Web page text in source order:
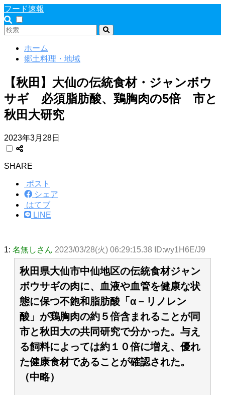
フード速報
ホーム
郷土料理・地域
【秋田】大仙の伝統食材・ジャンボウ
サギ 必須脂肪酸、鶏胸肉の5倍 市と
秋田大研究
2023年3月28日
SHARE
ポスト
シェア
はてブ
LINE
1: 名無しさん 2023/03/28(火) 06:29:15.38 ID:wy1H6E/J9
秋田県大仙市中仙地区の伝統食材ジャン
ボウサギの肉に、血液や血管を健康な状
態に保つ不飽和脂肪酸「α－リノレン
酸」が鶏胸肉の約５倍含まれることが同
市と秋田大の共同研究で分かった。与え
る飼料によっては約１０倍に増え、優れ
た健康食材であることが確認された。
（中略）